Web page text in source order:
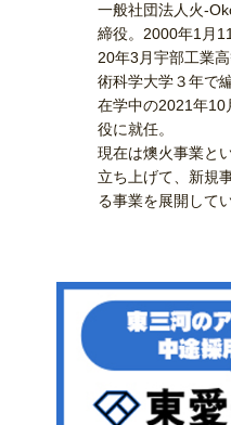
一般社団法人火-
締役。2000年1月
20年3月宇部工業
術科学大学３年で編
在学中の2021年10
役に就任。
現在は燠火事業と
立ち上げて、新規
る事業を展開してい